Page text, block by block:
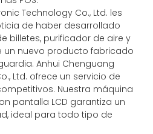
Technology Co., Ltd. les
de haber desarrollado
billetes, purificador de aire y
un nuevo producto fabricado
Anhui Chenguang
Ltd. ofrece un servicio de
Nuestra máquina
pantalla LCD garantiza un
ideal para todo tipo de